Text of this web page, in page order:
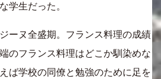
学生だった。
ーヌ全盛期。フランス料理の成績
のフランス料理はどこか馴染めな
ば学校の同僚と勉強のために足を